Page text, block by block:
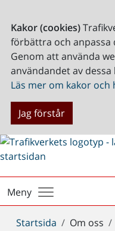
Kakor (cookies)
förbättra och anpassa
Genom att använda
användandet av dessa
Läs mer om kakor
Jag förstår
Meny
Du
Startsida Om oss